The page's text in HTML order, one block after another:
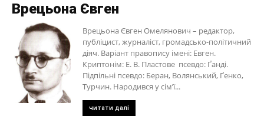
Врецьона Євген
Врецьона Євген Омелянович – редактор,
публіцист, журналіст, громадсько-політичний
діяч. Варіант правопису імені: Евген.
Криптонім: Е. В. Пластове псевдо: Ґанді.
Підпільні псевдо: Беран, Волянський, Ґенко,
Турчин. Народився у сім’ї...
читати далі